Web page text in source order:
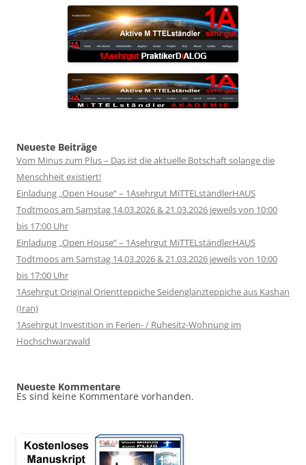
Neueste Beiträge
Vom Minus zum Plus – Das ist die aktuelle Botschaft solange die
Menschheit existiert!
Einladung „Open House“ – 1Asehrgut MiTTELständlerHAUS
Todtmoos am Samstag 14.03.2026 & 21.03.2026 jeweils von 10:00
bis 17:00 Uhr
Einladung „Open House“ – 1Asehrgut MiTTELständlerHAUS
Todtmoos am Samstag 14.03.2026 & 21.03.2026 jeweils von 10:00
bis 17:00 Uhr
1Asehrgut Original Orientteppiche Seidenglanzteppiche aus Kashan
(Iran)
1Asehrgut Investition in Ferien- / Ruhesitz-Wohnung im
Hochschwarzwald
Neueste Kommentare
Es sind keine Kommentare vorhanden.